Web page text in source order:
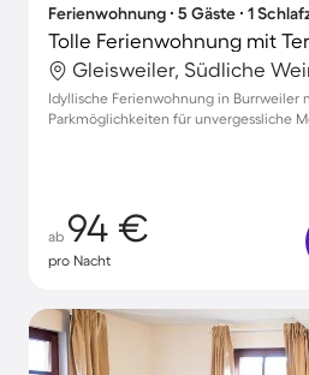
Ferienwohnung ∙ 5 Gäste ∙ 1
Idyllische Ferienwohnung in Burrweiler
Parkmöglichkeiten für unvergessliche
ab 94 €
pro Nacht